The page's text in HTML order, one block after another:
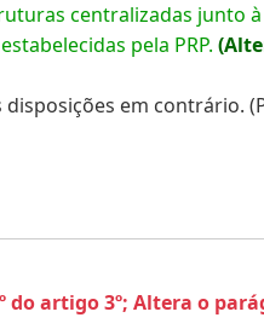
centralizadas junto
pela PRP.
em contrário.
do artigo 3º; Altera o